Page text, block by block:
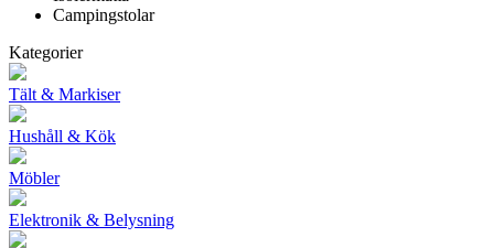
Campingstolar
Kategorier
Tält & Markiser
Hushåll & Kök
Möbler
Elektronik & Belysning